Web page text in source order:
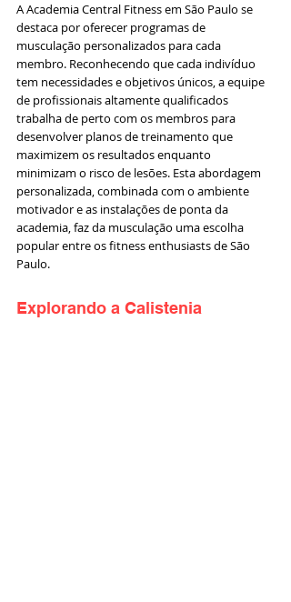
A Academia Central Fitness em São Paulo se
destaca por oferecer programas de
musculação personalizados para cada
membro. Reconhecendo que cada indivíduo
tem necessidades e objetivos únicos, a equipe
de profissionais altamente qualificados
trabalha de perto com os membros para
desenvolver planos de treinamento que
maximizem os resultados enquanto
minimizam o risco de lesões. Esta abordagem
personalizada, combinada com o ambiente
motivador e as instalações de ponta da
academia, faz da musculação uma escolha
popular entre os fitness enthusiasts de São
Paulo.
Explorando a Calistenia